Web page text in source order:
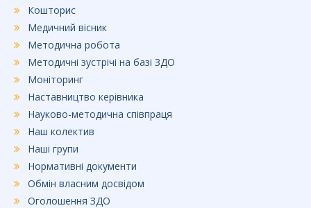
Кошторис
Медичний вісник
Методична робота
Методичні зустрічі на базі ЗДО
Моніторинг
Наставництво керівника
Науково-методична співпраця
Наш колектив
Наші групи
Нормативні документи
Обмін власним досвідом
Оголошення ЗДО